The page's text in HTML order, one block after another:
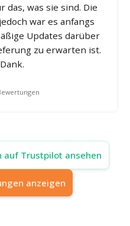
das, was sie sind. Die
war es anfangs
Updates darüber
zu erwarten ist.
auf Trustpilot ansehen
anzeigen